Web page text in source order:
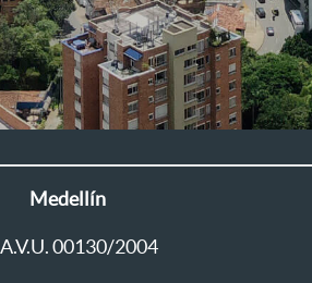
Medellín
00130/2004